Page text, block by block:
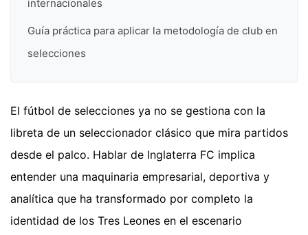
internacionales
Guía práctica para aplicar la metodología de club en
selecciones
El fútbol de selecciones ya no se gestiona con la
libreta de un seleccionador clásico que mira partidos
desde el palco. Hablar de Inglaterra FC implica
entender una maquinaria empresarial, deportiva y
analítica que ha transformado por completo la
identidad de los Tres Leones en el escenario